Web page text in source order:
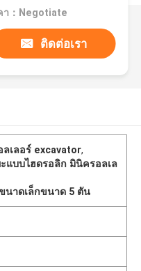
า：Negotiate
ติดต่อเรา
เลอร์ excavator,
แบบไฮดรอลิก มินิครอลเล
นาดเล็กขนาด 5 ตัน